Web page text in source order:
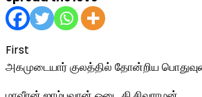
First
அகமுடையார் குலத்தில் தோன்றிய